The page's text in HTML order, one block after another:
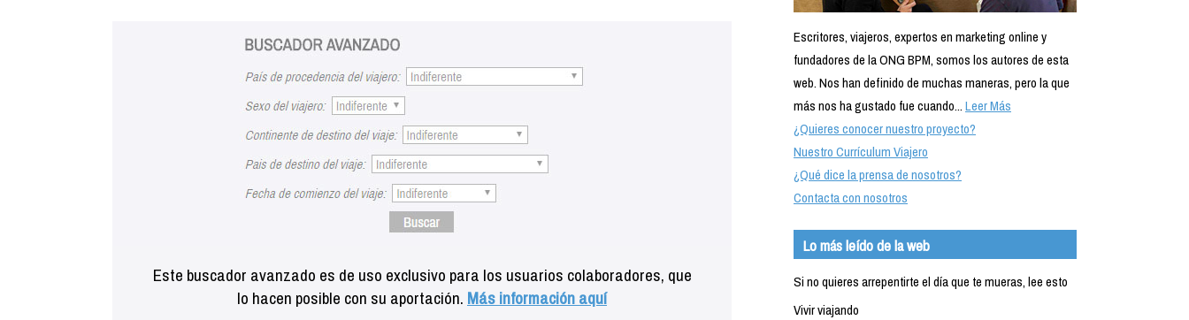
Este buscador avanzado es de uso exclusivo para los usuarios colaboradores, que
lo hacen posible con su aportación. Más información aquí
Escritores, viajeros, expertos en marketing online y
fundadores de la ONG BPM, somos los autores de esta
web. Nos han definido de muchas maneras, pero la que
más nos ha gustado fue cuando...Leer Más
¿Quieres conocer nuestro proyecto?
Nuestro Currículum Viajero
¿Qué dice la prensa de nosotros?
Contacta con nosotros
Lo más leído de la web
Si no quieres arrepentirte el día que te mueras, lee esto
Vivir viajando